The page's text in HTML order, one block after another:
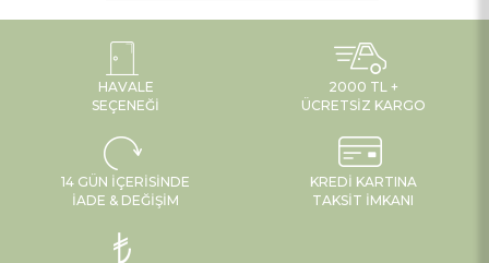
HAVALE
SEÇENEĞI
2000 TL +
ÜCRETSIZ KARGO
14 GÜN İÇERISINDE
İADE & DEĞIŞIM
KREDI KARTINA
TAKSIT İMKANI